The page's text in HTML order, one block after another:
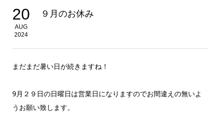
20
AUG
2024
９月のお休み
まだまだ暑い日が続きますね！
9月２９日の日曜日は営業日になりますのでお間違えの無いよ
うお願い致します。